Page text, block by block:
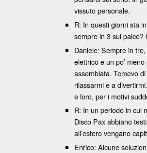
vissuto personale.
R: In questi giorni sta
sempre in 3 sul palco?
Daniele: Sempre in
elettrico e un po’
assemblata. Temevo
rilassarmi e a
e loro, per i motivi
R: In un periodo in cui
Disco Pax abbiano
all’estero vengano
Enrico: Alcune